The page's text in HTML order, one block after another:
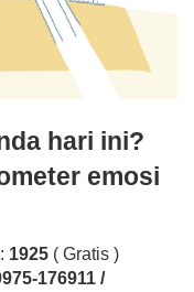
hari ini?
emosi
1925 ( Gratis )
176911 /